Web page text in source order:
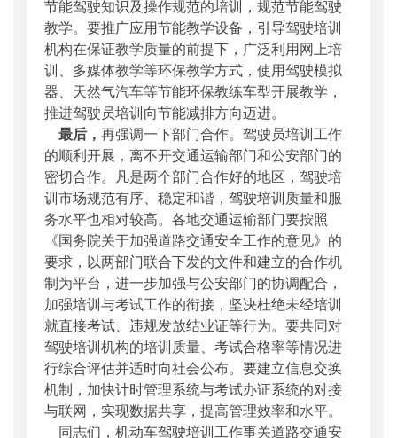
节能驾驶知识及操作规范的培训，规范节能驾驶
教学。要推广应用节能教学设备，引导驾驶培训
机构在保证教学质量的前提下，广泛利用网上培
训、多媒体教学等环保教学方式，使用驾驶模拟
器、天然气汽车等节能环保教练车型开展教学，
推进驾驶员培训向节能减排方向迈进。
最后， 再强调一下部门合作。驾驶员培训工作
的顺利开展，离不开交通运输部门和公安部门的
密切合作。凡是两个部门合作好的地区，驾驶培
训市场规范有序、稳定和谐，驾驶培训质量和服
务水平也相对较高。各地交通运输部门要按照
《国务院关于加强道路交通安全工作的意见》的
要求，以两部门联合下发的文件和建立的合作机
制为平台，进一步加强与公安部门的协调配合，
加强培训与考试工作的衔接，坚决杜绝未经培训
就直接考试、违规发放结业证等行为。要共同对
驾驶培训机构的培训质量、考试合格率等情况进
行综合评估并适时向社会公布。要建立信息交换
机制，加快计时管理系统与考试办证系统的对接
与联网，实现数据共享，提高管理效率和水平。
同志们，机动车驾驶培训工作事关道路交通安